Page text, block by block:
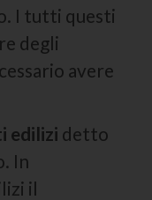
I tutti questi
degli
avere
edilizi detto
In
il